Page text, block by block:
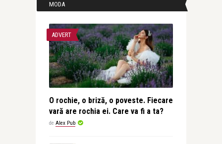
MODA
ADVERT
O rochie, o briză, o poveste. Fiecare
vară are rochia ei. Care va fi a ta?
de Alex Pub